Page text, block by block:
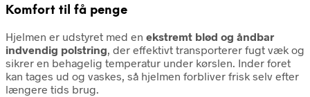
Komfort til få penge
Hjelmen er udstyret med en ekstremt blød og åndbar
indvendig polstring, der effektivt transporterer fugt væk og
sikrer en behagelig temperatur under kørslen. Inder foret
kan tages ud og vaskes, så hjelmen forbliver frisk selv efter
længere tids brug.